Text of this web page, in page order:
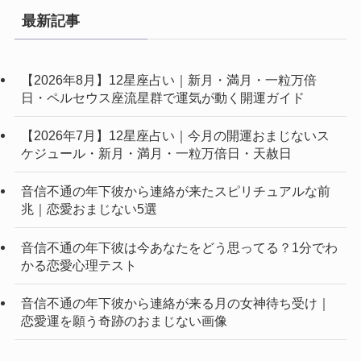
最新記事
【2026年8月】12星座占い｜新月・満月・一粒万倍
日・ペルセウス座流星群で運気が動く開運ガイド
【2026年7月】12星座占い｜今月の開運おまじないス
ケジュール・新月・満月・一粒万倍日・天赦日
音信不通の年下彼から連絡が来たスピリチュアルな前
兆｜恋愛おまじない5選
音信不通の年下彼は今あなたをどう思ってる？1分でわ
かる恋愛心理テスト
音信不通の年下彼から連絡が来る月の女神待ち受け｜
恋愛運を願う奇跡のおまじない画像